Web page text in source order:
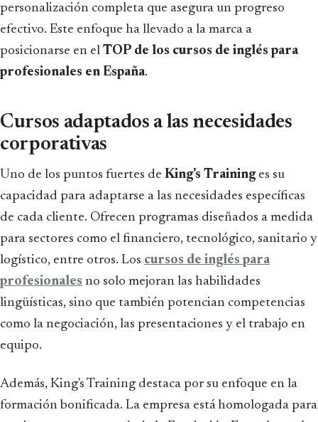
personalización completa que asegura un progreso
efectivo. Este enfoque ha llevado a la marca a
posicionarse en el TOP de los cursos de inglés para
profesionales en España.
Cursos adaptados a las necesidades
corporativas
Uno de los puntos fuertes de King's Traininges su
capacidad para adaptarse a las necesidades específicas
de cada cliente. Ofrecen programas diseñados a medida
para sectores como el financiero, tecnológico, sanitario y
logístico, entre otros. Los cursos de inglés para
profesionales no solo mejoran las habilidades
lingüísticas, sino que también potencian competencias
como la negociación, las presentaciones y el trabajo en
equipo.
Además, King's Training destaca por su enfoque en la
formación bonificada. La empresa está homologada para